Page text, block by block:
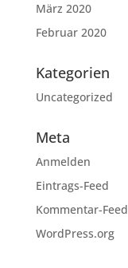
März 2020
Februar 2020
Kategorien
Uncategorized
Meta
Anmelden
Eintrags-Feed
Kommentar-Feed
WordPress.org